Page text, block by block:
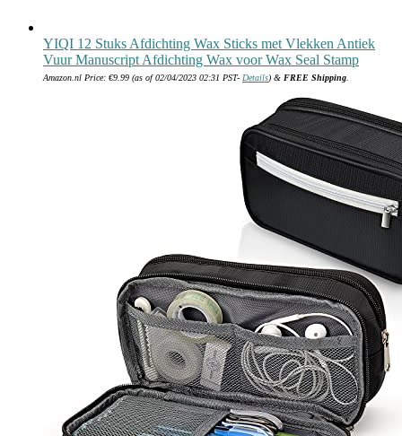
YIQI 12 Stuks Afdichting Wax Sticks met Vlekken Antiek
Vuur Manuscript Afdichting Wax voor Wax Seal Stamp
Amazon.nl Price: €9.99 (as of 02/04/2023 02:31 PST- Details) & FREE Shipping